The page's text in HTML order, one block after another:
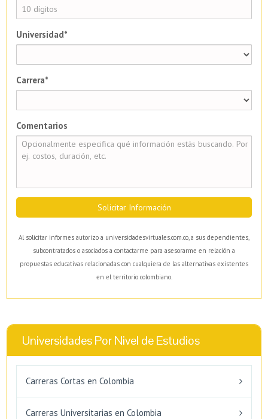
Universidad*
Carrera*
Comentarios
Solicitar Información
Al solicitar informes autorizo a universidadesvirtuales.com.co, a sus dependientes,
subcontratados o asociados a contactarme para asesorarme en relación a
propuestas educativas relacionadas con cualquiera de las alternativas existentes
en el territorio colombiano.
Universidades Por Nivel de Estudios
Carreras Cortas en Colombia
Carreras Universitarias en Colombia